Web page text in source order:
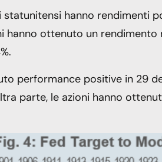
statunitensi hanno rendimenti
hanno ottenuto un
performance positive in ​​29
parte, le azioni hanno